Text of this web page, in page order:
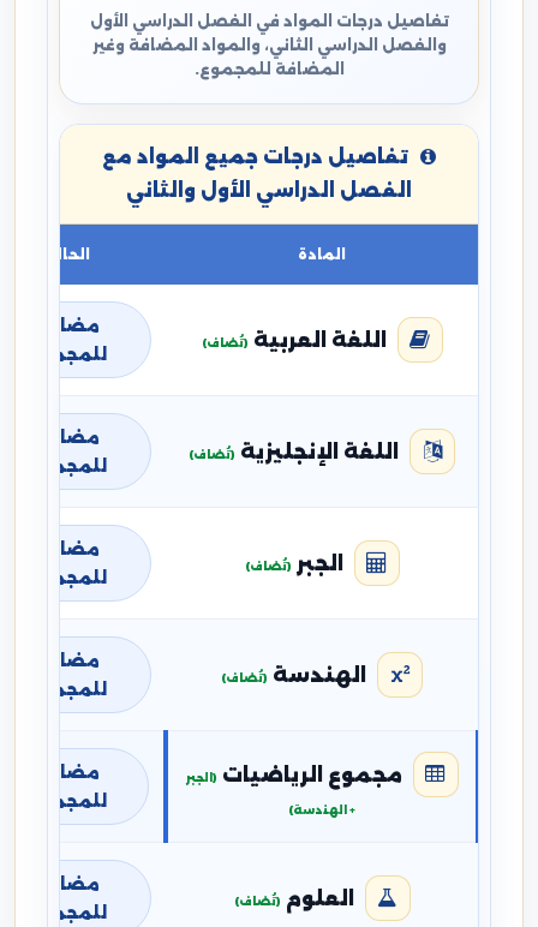
تفاصيل درجات المواد في الفصل الدراسي الأول
والفصل الدراسي الثاني، والمواد المضافة وغير
المضافة للمجموع.
تفاصيل درجات جميع المواد مع
الفصل الدراسي الأول والثاني
المادة الحالة
اللغة العربية (تُضاف)
مضافة
للمجموع
اللغة الإنجليزية (تُضاف)
مضافة
للمجموع
الجبر (تُضاف)
مضافة
للمجموع
الهندسة (تُضاف)
مضافة
للمجموع
مجموع الرياضيات (الجبر
+ الهندسة)
مضافة
للمجموع
العلوم (تُضاف)
مضافة
للمجموع